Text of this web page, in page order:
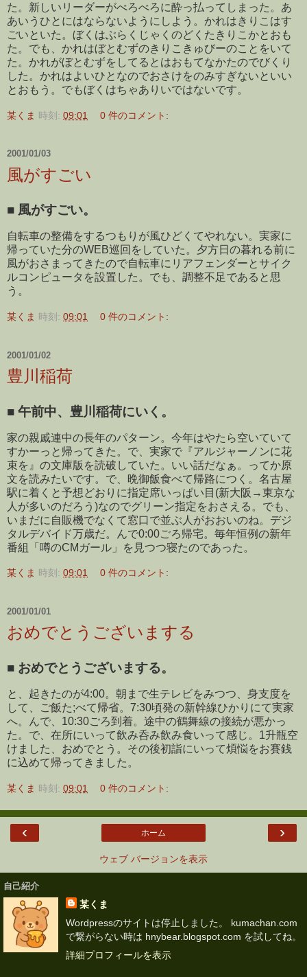
た。新しいリーダーがべろべろに酔っ払ってしまった。あ
あいうひとにはならないようにしよう。かれはきりこはす
ごいといた。ぼくはぶらくじゃくのどくたきりこかとおも
た。でも、かれはぼとむずのきりこきゅびーのことをいて
た。かれがぼとむずをしてるとはおもてなかたのでびくり
した。かれはよいひとなのでおさけをのみすぎないといい
とおもう。でもぼくはちゃありいではないです。
某くま 時刻: 09:01 0 件のコメント:
2001/01/03
風がすごい
■ 風がすごい。
自転車の整備をするつもりが風ひどくてやれない。実家に
帰っていた分のWEB巡回をしていた。夕方日の暮れる前に
風がおさまってきたので自転車にリアフェンダーとサイク
ルコンピュータを設置した。でも、調整不足であると思
う。
某くま 時刻: 09:01 0 件のコメント:
2001/01/02
豊川稲荷
■ 午前中、豊川稲荷にいく。
家の親戚連中の長年のパターン。今年はやたら空いていて
すかーっと帰ってきた。で、実家で『アルジャーノンに花
束を』の文庫版を読破していた。いい話だなぁ。ってか原
文を読みたいです。で、晩御飯食べて帰路につく。名古屋
駅に着くと予想どおりに指定席いっぱい目(新大阪→東京な
人が多いのだろう)なのでグリーン指定をおさえる。でも、
いまだに自販機でなくて窓口で並ぶ人がおおいのね。デジ
タルデバイド万歳だ。んで0:00ごろ帰宅。毎年恒例の新年
番組「噂のCMガール」を見つつ寝たのであった。
某くま 時刻: 09:01 0 件のコメント:
2001/01/01
おめでとうございまする
■ おめでとうございまする。
と、起きたのが4:00。朝まで生テレビをみつつ、身支度を
して、ご飯た;べて帰省。7:30頃発の新幹線ひかりにて実家
へ。んで、10:30ごろ到着。途中の鶴舞線の接続が悪かっ
た。で、在所にいって飲み呑み飲み食いって感じ。1升瓶空
けました、おめでとう。その後初詣にいって煩悩をお賽銭
に込めて帰ってきました。
某くま 時刻: 09:01 0 件のコメント:
‹ ›
ホーム
ウェブ バージョンを表示
自己紹介
某くま
Wordpressのサイトは停止しました。 kumachan.com
で繋がらない時は hnybear.blogspot.com を試してね。
詳細プロフィールを表示